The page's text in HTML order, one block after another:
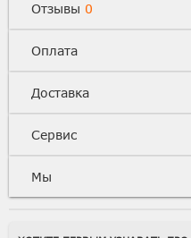
Отзывы 0
Оплата
Доставка
Сервис
Мы